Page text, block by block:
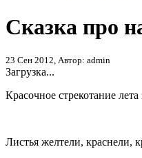
Сказка про
23 Сен 2012, Автор: admin
Загрузка...
Красочное стрекотание
Листья желтели, краснели,